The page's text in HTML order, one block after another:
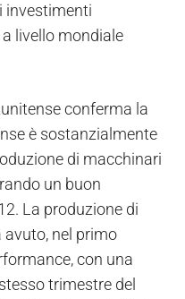
investimenti
livello mondiale
conferma la
è sostanzialmente
di macchinari
un buon
La produzione di
nel primo
con una
trimestre del